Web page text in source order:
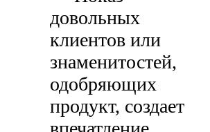
довольных
клиентов или
знаменитостей,
одобряющих
продукт, создает